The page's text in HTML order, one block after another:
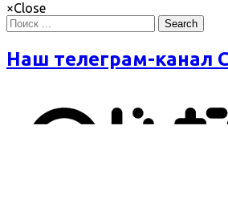
×Close
Search
Наш телеграм-канал